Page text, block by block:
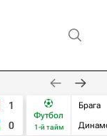
1
0
Футбол
1-й тайм
Брага